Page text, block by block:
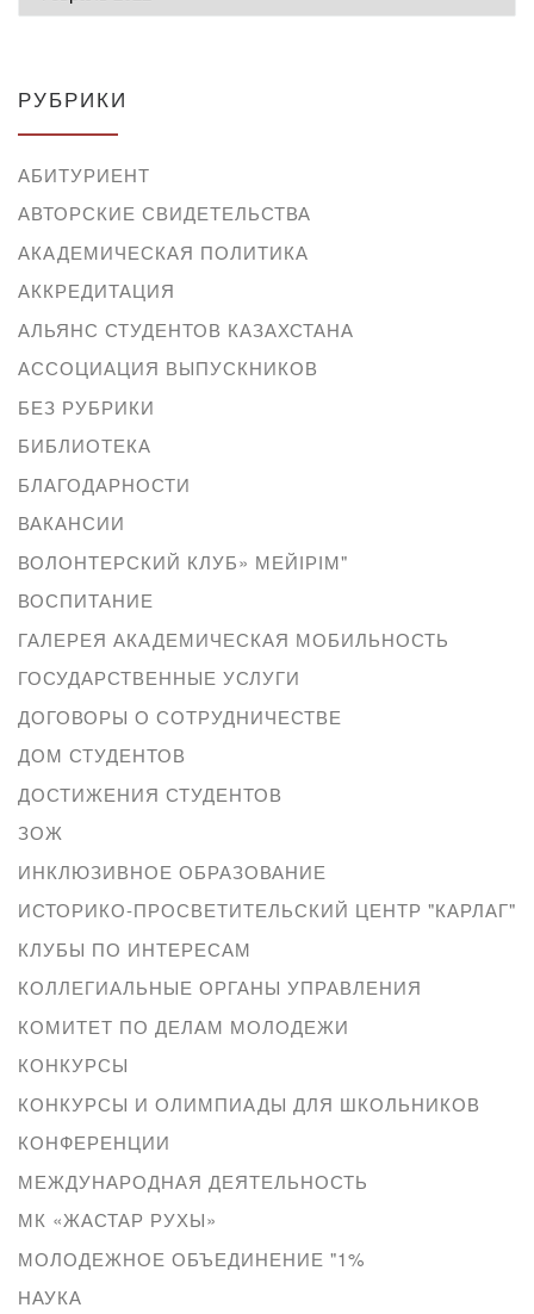
РУБРИКИ
АБИТУРИЕНТ
АВТОРСКИЕ СВИДЕТЕЛЬСТВА
АКАДЕМИЧЕСКАЯ ПОЛИТИКА
АККРЕДИТАЦИЯ
АЛЬЯНС СТУДЕНТОВ КАЗАХСТАНА
АССОЦИАЦИЯ ВЫПУСКНИКОВ
БЕЗ РУБРИКИ
БИБЛИОТЕКА
БЛАГОДАРНОСТИ
ВАКАНСИИ
ВОЛОНТЕРСКИЙ КЛУБ» МЕЙІРІМ"
ВОСПИТАНИЕ
ГАЛЕРЕЯ АКАДЕМИЧЕСКАЯ МОБИЛЬНОСТЬ
ГОСУДАРСТВЕННЫЕ УСЛУГИ
ДОГОВОРЫ О СОТРУДНИЧЕСТВЕ
ДОМ СТУДЕНТОВ
ДОСТИЖЕНИЯ СТУДЕНТОВ
ЗОЖ
ИНКЛЮЗИВНОЕ ОБРАЗОВАНИЕ
ИСТОРИКО-ПРОСВЕТИТЕЛЬСКИЙ ЦЕНТР "КАРЛАГ"
КЛУБЫ ПО ИНТЕРЕСАМ
КОЛЛЕГИАЛЬНЫЕ ОРГАНЫ УПРАВЛЕНИЯ
КОМИТЕТ ПО ДЕЛАМ МОЛОДЕЖИ
КОНКУРСЫ
КОНКУРСЫ И ОЛИМПИАДЫ ДЛЯ ШКОЛЬНИКОВ
КОНФЕРЕНЦИИ
МЕЖДУНАРОДНАЯ ДЕЯТЕЛЬНОСТЬ
МК «ЖАСТАР РУХЫ»
МОЛОДЕЖНОЕ ОБЪЕДИНЕНИЕ "1%
НАУКА